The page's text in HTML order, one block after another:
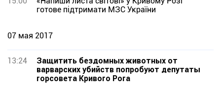
готове підтримати МЗС України
07 мая 2017
13:24
Защитить бездомных животных от
варварских убийств попробуют депутаты
горсовета Кривого Рога